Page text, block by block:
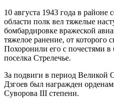
10 августа 1943 года в
области полк вел тяжелые
бомбардировке вражеской
тяжелое ранение, от которого
Похоронили его с почестями в
поселка Стрелечье.
За подвиги в период Великой
Дзгоев был награжден
Суворова III степени.